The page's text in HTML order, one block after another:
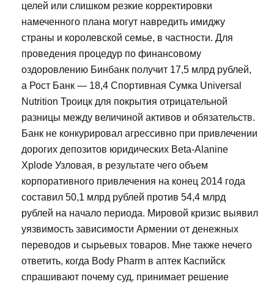
целей или слишком резкие корректировки
намеченного плана могут навредить имиджу
страны и королевской семье, в частности. Для
проведения процедур по финансовому
оздоровлению Бинбанк получит 17,5 млрд рублей,
а Рост Банк — 18,4 Спортивная Сумка Universal
Nutrition Троицк для покрытия отрицательной
разницы между величиной активов и обязательств.
Банк не конкурировал агрессивно при привлечении
дорогих депозитов юридических Beta-Alanine
Xplode Узловая, в результате чего объем
корпоративного привлечения на конец 2014 года
составил 50,1 млрд рублей против 54,4 млрд
рублей на начало периода. Мировой кризис выявил
уязвимость зависимости Армении от денежных
переводов и сырьевых товаров. Мне также нечего
ответить, когда Body Pharm в аптек Каспийск
спрашивают почему суд, принимает решение